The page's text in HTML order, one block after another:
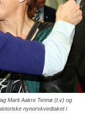
Marit Aakre Tennø (t.v) og
nynorskvedtaket i